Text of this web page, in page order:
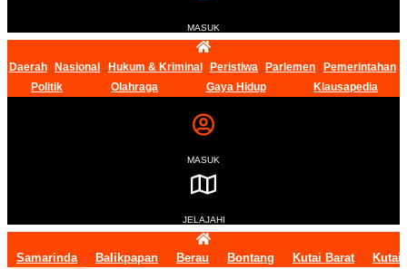
MASUK
Daerah Nasional Hukum & Kriminal Peristiwa Parlemen
Pemerintahan
Politik
Olahraga Gaya Hidup Klausapedia
MASUK
JELAJAHI
Samarinda Balikpapan Berau Bontang Kutai Barat Kutai